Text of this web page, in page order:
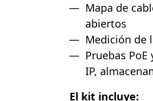
Mapa de
abiertos
Medición de
Pruebas
IP,
El kit incluye: